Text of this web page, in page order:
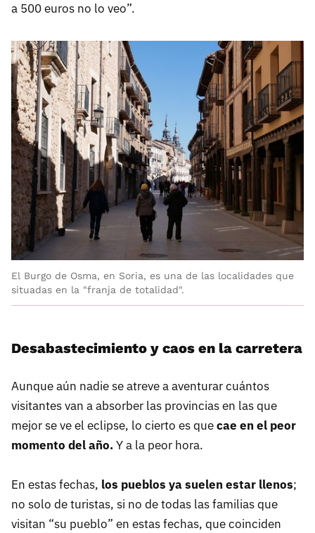
a 500 euros no lo veo”.
El Burgo de Osma, en Soria, es una de las localidades que
situadas en la "franja de totalidad".
Desabastecimiento y caos en la carretera
Aunque aún nadie se atreve a aventurar cuántos
visitantes van a absorber las provincias en las que
mejor se ve el eclipse, lo cierto es quecae en el peor
momento del año.Y a la peor hora.
En estas fechas, los pueblos ya suelen estar llenos;
no solo de turistas, si no de todas las familias que
visitan “su pueblo” en estas fechas, que coinciden